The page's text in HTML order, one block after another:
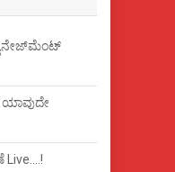
ಯಾವುದೇ
Live….!